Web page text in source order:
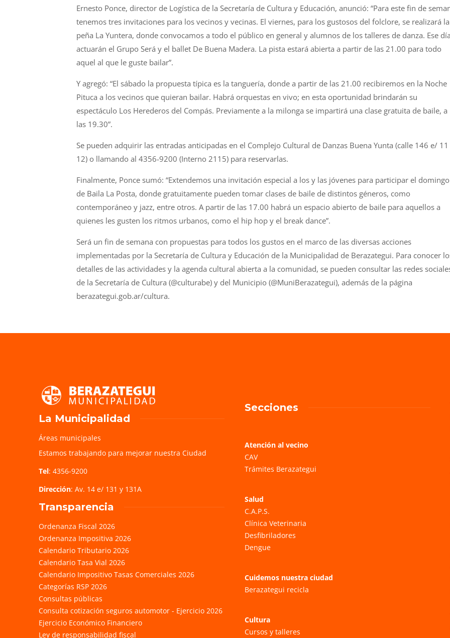
Ernesto Ponce, director de Logística de la Secretaría de Cultura y Educación, anunció: “Para este fin de
tenemos tres invitaciones para los vecinos y vecinas. El viernes, para los gustosos del folclore, se realizará la
peña La Yuntera, donde convocamos a todo el público en general y alumnos de los talleres de danza. Ese día
actuarán el Grupo Será y el ballet De Buena Madera. La pista estará abierta a partir de las 21.00 para todo
aquel al que le guste bailar”.
Y agregó: “El sábado la propuesta típica es la tanguería, donde a partir de las 21.00 recibiremos en la Noche
Pituca a los vecinos que quieran bailar. Habrá orquestas en vivo; en esta oportunidad brindarán su
espectáculo Los Herederos del Compás. Previamente a la milonga se impartirá una clase gratuita de baile, a
las 19.30”.
Se pueden adquirir las entradas anticipadas en el Complejo Cultural de Danzas Buena Yunta (calle 146 e/
12) o llamando al 4356-9200 (Interno 2115) para reservarlas.
Finalmente, Ponce sumó: “Extendemos una invitación especial a los y las jóvenes para participar el domingo
de Baila La Posta, donde gratuitamente pueden tomar clases de baile de distintos géneros, como
contemporáneo y jazz, entre otros. A partir de las 17.00 habrá un espacio abierto de baile para aquellos a
quienes les gusten los ritmos urbanos, como el hip hop y el break dance”.
Será un fin de semana con propuestas para todos los gustos en el marco de las diversas acciones
implementadas por la Secretaría de Cultura y Educación de la Municipalidad de Berazategui. Para conocer
detalles de las actividades y la agenda cultural abierta a la comunidad, se pueden consultar las redes
de la Secretaría de Cultura (@culturabe) y del Municipio (@MuniBerazategui), además de la página
berazategui.gob.ar/cultura.
La Municipalidad
Áreas municipales
Estamos trabajando para mejorar nuestra Ciudad
Tel: 4356-9200
Dirección: Av. 14 e/ 131 y 131A
Transparencia
Ordenanza Fiscal 2026
Ordenanza Impositiva 2026
Calendario Tributario 2026
Calendario Tasa Vial 2026
Calendario Impositivo Tasas Comerciales 2026
Categorías RSP 2026
Consultas públicas
Consulta cotización seguros automotor - Ejercicio 2026
Ejercicio Económico Financiero
Ley de responsabilidad fiscal
Secciones
Atención al vecino
CAV
Trámites Berazategui
Salud
C.A.P.S.
Clínica Veterinaria
Desfibriladores
Dengue
Cuidemos nuestra ciudad
Berazategui recicla
Cultura
Cursos y talleres